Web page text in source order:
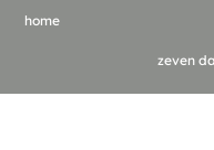
home
zeven